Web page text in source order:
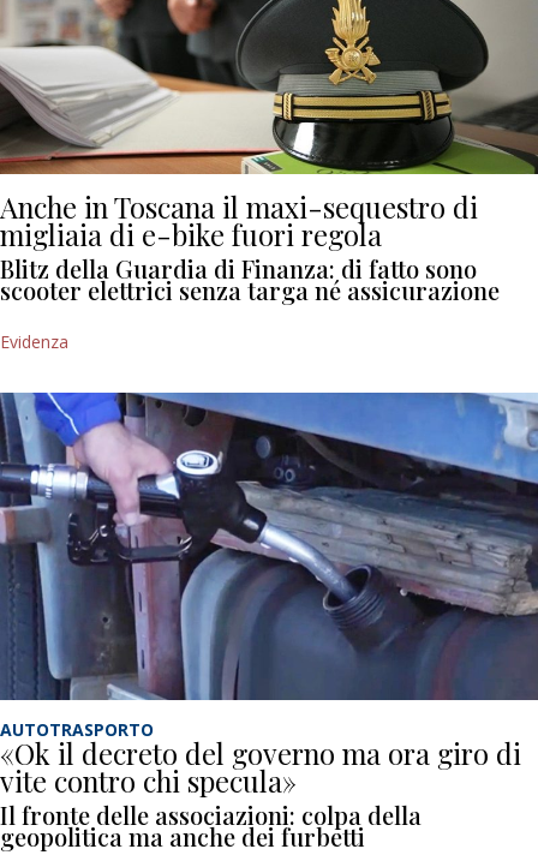
Anche in Toscana il maxi-sequestro di
migliaia di e-bike fuori regola
Blitz della Guardia di Finanza: di fatto sono
scooter elettrici senza targa né assicurazione
Evidenza
AUTOTRASPORTO
«Ok il decreto del governo ma ora giro di
vite contro chi specula»
Il fronte delle associazioni: colpa della
geopolitica ma anche dei furbetti